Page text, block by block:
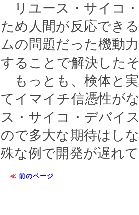
リユース・サイコ
ため人間が反応でき
ムの問題だった機動
することで解決した
もっとも、検体と
てイマイチ信憑性が
ス・サイコ・デバイ
ので多大な期待はし
殊な例で開発が遅れ
≪ 前のページ